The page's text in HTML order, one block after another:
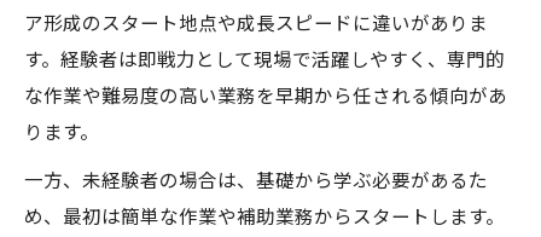
ア形成のスタート地点や成長スピードに違いがありま
す。経験者は即戦力として現場で活躍しやすく、専門的
な作業や難易度の高い業務を早期から任される傾向があ
ります。
一方、未経験者の場合は、基礎から学ぶ必要があるた
め、最初は簡単な作業や補助業務からスタートします。